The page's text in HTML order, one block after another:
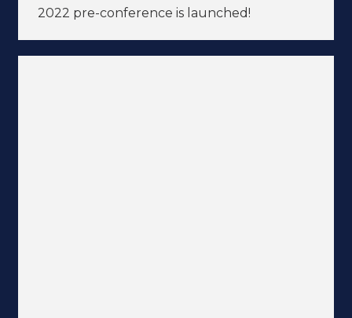
2022 pre-conference is launched!